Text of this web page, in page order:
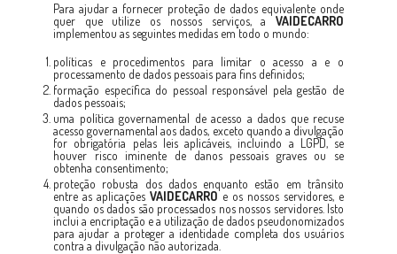
Para ajudar a fornecer proteção de dados equivalente onde
quer que utilize os nossos serviços, a VAIDECARRO
implementou as seguintes medidas em todo o mundo:
políticas e procedimentos para limitar o acesso a e o
processamento de dados pessoais para fins definidos;
formação específica do pessoal responsável pela gestão de
dados pessoais;
uma política governamental de acesso a dados que recuse
acesso governamental aos dados, exceto quando a divulgação
for obrigatória pelas leis aplicáveis, incluindo a LGPD, se
houver risco iminente de danos pessoais graves ou se
obtenha consentimento;
proteção robusta dos dados enquanto estão em trânsito
entre as aplicações VAIDECARROe os nossos servidores, e
quando os dados são processados nos nossos servidores. Isto
inclui a encriptação e a utilização de dados pseudonomizados
para ajudar a proteger a identidade completa dos usuários
contra a divulgação não autorizada.